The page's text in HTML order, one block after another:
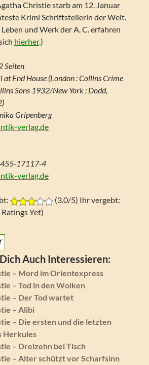
Christie starb am 12. Januar
Krimi Schriftstellerin der Welt.
und Werk der A. C. erfahren
hierher.)
Seiten
End House (London : Collins Crime
Sons 1932/New York : Dodd,
Gripenberg
verlag.de
17117-4
verlag.de
(3.0/5) Ihr vergebt:
Yet)
Auch Interessieren:
– Mord im Orientexpress
– Tod in den Wolken
– Der Tod wartet
– Alibi
– Die ersten und die letzten
Herkules
– Dreizehn bei Tisch
– Alter schützt vor Scharfsinn